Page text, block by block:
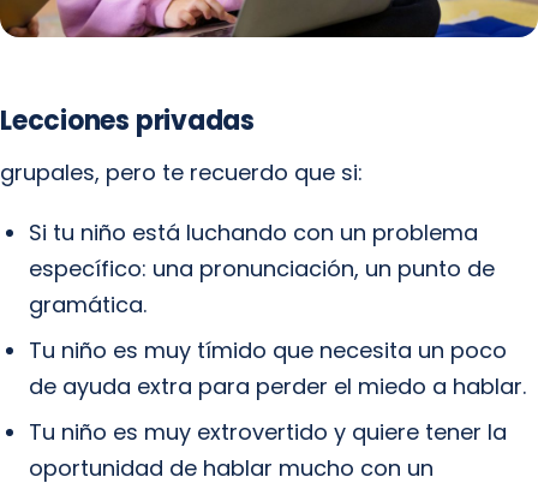
Lecciones privadas
grupales, pero te recuerdo que si:
Si tu niño está luchando con un problema
específico: una pronunciación, un punto de
gramática.
Tu niño es muy tímido que necesita un poco
de ayuda extra para perder el miedo a hablar.
Tu niño es muy extrovertido y quiere tener la
oportunidad de hablar mucho con un